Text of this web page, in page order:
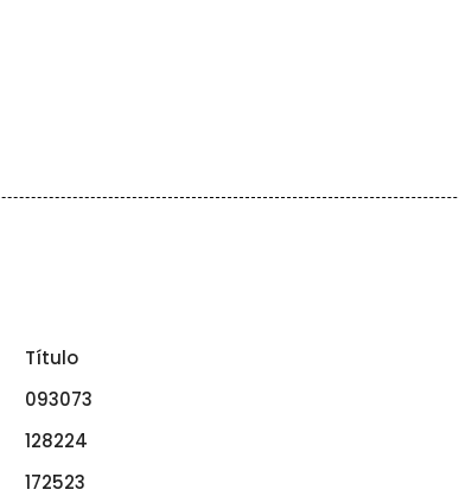
Título
093073
128224
172523